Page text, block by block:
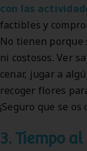
con las
factibles y
No tienen porque
ni costosos. Ver
cenar, jugar a
recoger flores
¡Seguro que se
3. Tiempo